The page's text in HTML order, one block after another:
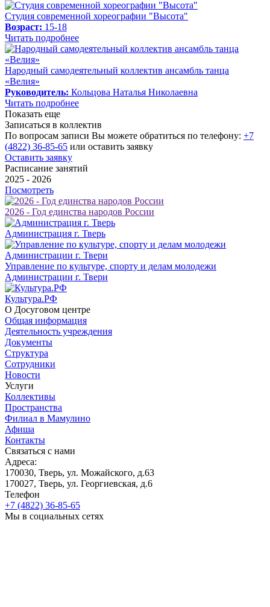
Студия современной хореографии "Высота"
Возраст: 15-18
Читать подробнее
Народный самодеятельный коллектив ансамбль танца
«Велия»
Руководитель: Кольцова Наталья Николаевна
Читать подробнее
Показать еще
Записаться в коллектив
По вопросам записи Вы можете обратиться по телефону: +7
(4822) 36-85-65 или оставить заявку
Оставить заявку
Расписание занятий
2025 - 2026
Посмотреть
2026 - Год единства народов России
Администрация г. Тверь
Управление по культуре, спорту и делам молодежи
Администрации г. Твери
Культура.РФ
О Досуговом центре
Общая информация
Деятельность учреждения
Документы
Структура
Сотрудники
Новости
Услуги
Коллективы
Пространства
Филиал в Мамулино
Афиша
Контакты
Связаться с нами
Адреса:
170030, Тверь, ул. Можайского, д.63
170027, Тверь, ул. Георгиевская, д.6
Телефон
+7 (4822) 36-85-65
Мы в социальных сетях